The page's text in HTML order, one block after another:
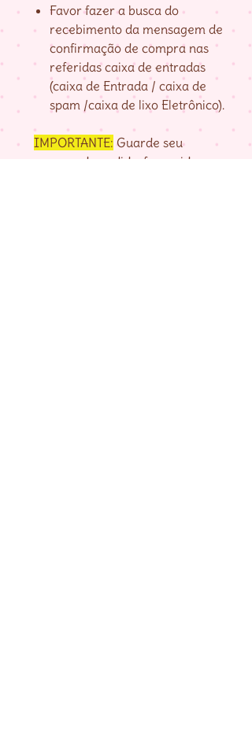
Favor fazer a busca do
recebimento da mensagem de
confirmação de compra nas
referidas caixa de entradas
(caixa de Entrada / caixa de
spam /caixa de lixo Eletrônico).
IMPORTANTE: Guarde seu
numero de pedido, fornecido na